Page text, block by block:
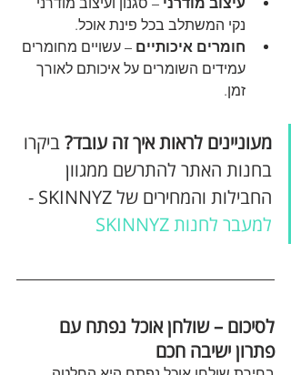
נקי המשתלב בכל פינת אוכל.
חומרים איכותיים – עשויים מחומרים
עמידים השומרים על איכותם לאורך
זמן.
מעוניינים לראות איך זה עובד? ביקרו
בחנות האתר להתרשם ממגוון
החבילות והמחירים של SKINNYZ -
למעבר לחנות SKINNYZ
לסיכום – שולחן אוכל נפתח עם
פתרון ישיבה חכם